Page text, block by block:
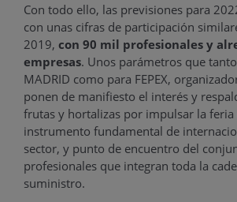
Con todo ello, las previsiones para
con unas cifras de participación
2019, con 90 mil profesionales y
empresas. Unos parámetros que
MADRID como para FEPEX,
ponen de manifiesto el interés y
frutas y hortalizas por impulsar la feria
instrumento fundamental de
sector, y punto de encuentro del
profesionales que integran toda la
suministro.